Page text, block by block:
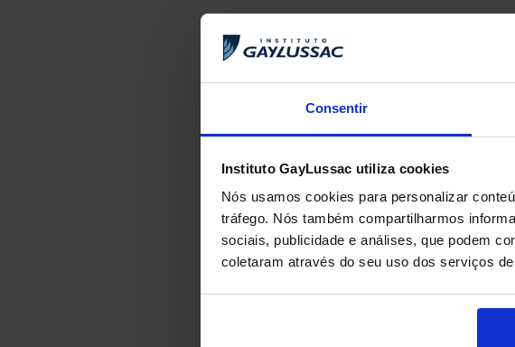
Consentir
Instituto GayLussac utiliza cookies
Nós usamos cookies para personalizar
tráfego. Nós também compartilharmos
sociais, publicidade e análises, que podem
coletaram através do seu uso dos serviços
ANTERIOR